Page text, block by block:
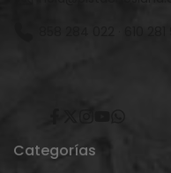
Categorías